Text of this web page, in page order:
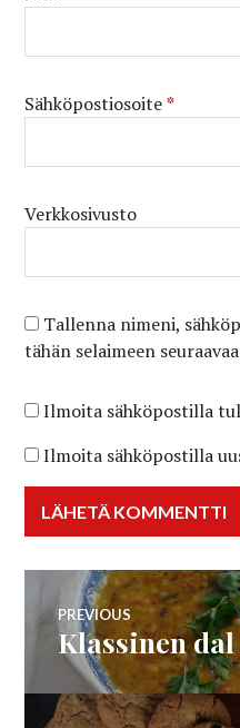
Sähköpostiosoite*
Verkkosivusto
Tallenna nimeni,
tähän selaimeen
Ilmoita sähköpostilla
Ilmoita sähköpostilla
selaus
PREVIOUS
Previous
post:
Klassinen